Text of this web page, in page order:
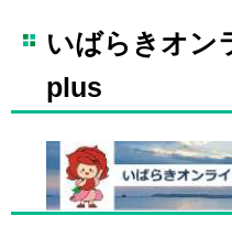
いばらきオン
plus